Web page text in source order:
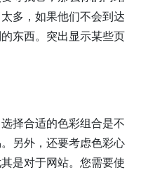
多，如果他们不会到达
东西。突出显示某些页
择合适的色彩组合是不
另外，还要考虑色彩心
是对于网站。您需要使